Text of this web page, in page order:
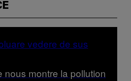
nous montre la pollution